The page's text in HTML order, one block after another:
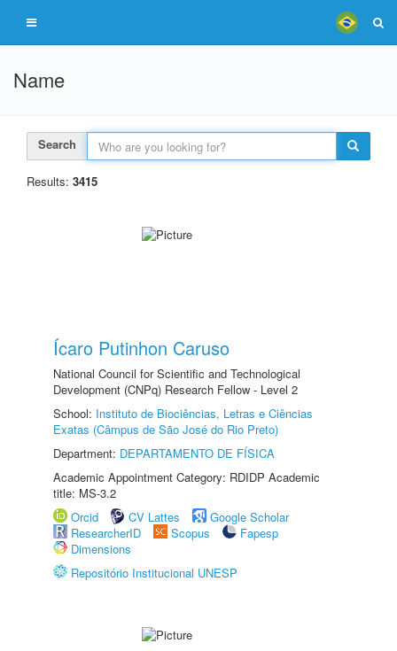
Name
Search
Results: 3415
Ícaro Putinhon Caruso
National Council for Scientific and Technological
Development (CNPq) Research Fellow - Level 2
School: Instituto de Biociências, Letras e Ciências
Exatas (Câmpus de São José do Rio Preto)
Department: DEPARTAMENTO DE FÍSICA
Academic Appointment Category: RDIDP Academic
title: MS-3.2
Orcid
CV Lattes
Google Scholar
ResearcherID
Scopus
Fapesp
Dimensions
Repositório Institucional UNESP